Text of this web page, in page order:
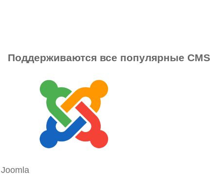
Поддерживаются все популярные CMS
Joomla